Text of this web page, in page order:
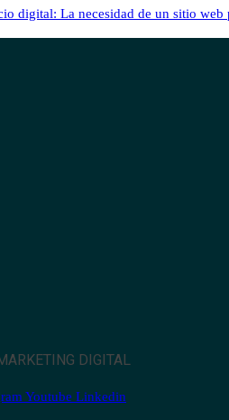
digital: La necesidad de un sitio web
DIGITAL
Youtube Linkedin